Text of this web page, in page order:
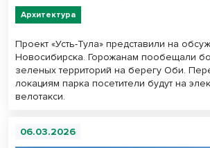
Архитектура
Проект «Усть-Тула» представили на
Новосибирска. Горожанам пообещали
зеленых территорий на берегу Оби.
локациям парка посетители будут на
велотакси.
06.03.2026